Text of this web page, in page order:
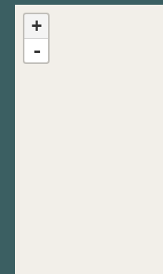
+
-